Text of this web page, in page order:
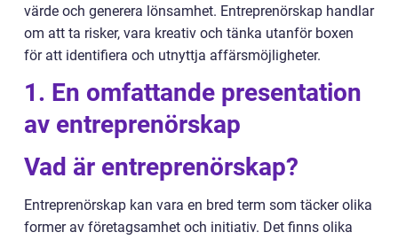
värde och generera lönsamhet. Entreprenörskap handlar
om att ta risker, vara kreativ och tänka utanför boxen
för att identifiera och utnyttja affärsmöjligheter.
1. En omfattande presentation
av entreprenörskap
Vad är entreprenörskap?
Entreprenörskap kan vara en bred term som täcker olika
former av företagsamhet och initiativ. Det finns olika